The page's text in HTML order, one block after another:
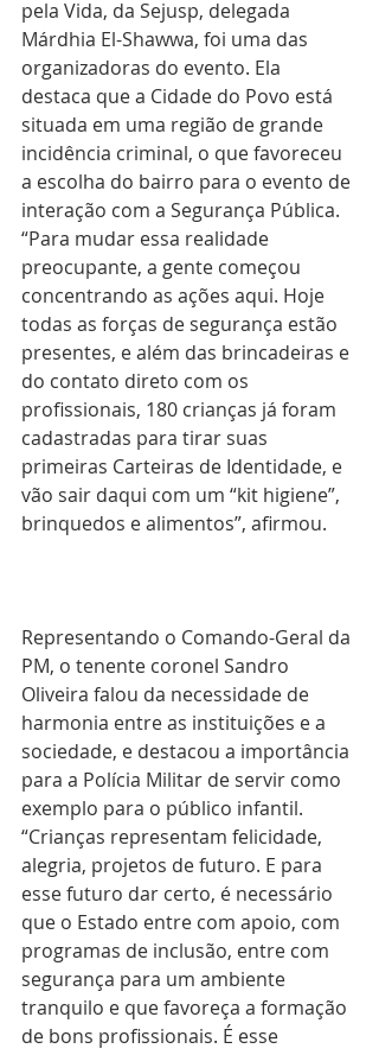
pela Vida, da Sejusp, delegada
Márdhia El-Shawwa, foi uma das
organizadoras do evento. Ela
destaca que a Cidade do Povo está
situada em uma região de grande
incidência criminal, o que favoreceu
a escolha do bairro para o evento de
interação com a Segurança Pública.
“Para mudar essa realidade
preocupante, a gente começou
concentrando as ações aqui. Hoje
todas as forças de segurança estão
presentes, e além das brincadeiras e
do contato direto com os
profissionais, 180 crianças já foram
cadastradas para tirar suas
primeiras Carteiras de Identidade, e
vão sair daqui com um “kit higiene”,
brinquedos e alimentos”, afirmou.
Representando o Comando-Geral da
PM, o tenente coronel Sandro
Oliveira falou da necessidade de
harmonia entre as instituições e a
sociedade, e destacou a importância
para a Polícia Militar de servir como
exemplo para o público infantil.
“Crianças representam felicidade,
alegria, projetos de futuro. E para
esse futuro dar certo, é necessário
que o Estado entre com apoio, com
programas de inclusão, entre com
segurança para um ambiente
tranquilo e que favoreça a formação
de bons profissionais. É esse